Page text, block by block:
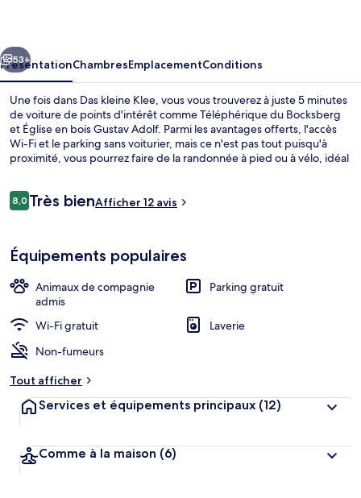
Suivant
53+
PrésentationChambresEmplacementConditions
Une fois dans Das kleine Klee, vous vous trouverez à juste 5 minutes
de voiture de points d'intérêt comme Téléphérique du Bocksberg
et Église en bois Gustav Adolf. Parmi les avantages offerts, l'accès
Wi-Fi et le parking sans voiturier, mais ce n'est pas tout puisqu'à
proximité, vous pourrez faire de la randonnée à pied ou à vélo, idéal
Avis
voyageurs
8,08,0 sur 10
Très bienAfficher 12 avis
Équipements populaires
Animaux de compagnie
admis
Parking gratuit
Wi-Fi gratuit
Laverie
Non-fumeurs
Tout afficher
Services et équipements principaux (12)
Comme à la maison (6)